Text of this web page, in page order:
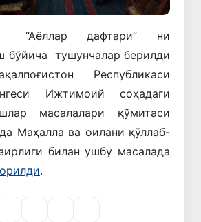
“Аёллар дафтари” ни
бўйича тушунчалар берилди
Республикаси
Ижтимоий соҳадаги
масалалари қўмитаси
Маҳалла ва оилани қўллаб-
билан ушбу масалада
.